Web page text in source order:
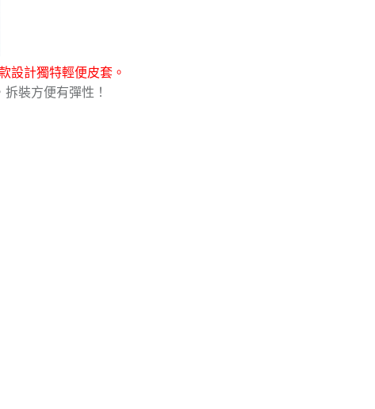
設計獨特輕便皮套。
裝方便有彈性！